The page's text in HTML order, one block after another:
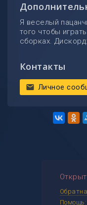
Я веселый
того чтобы
сборках.
Контакты
mail Личное
Помощь: